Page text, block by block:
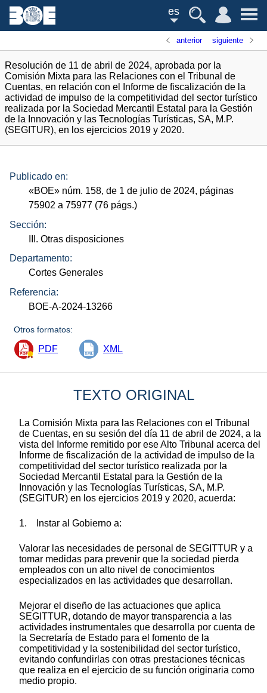
es
anterior siguiente
Resolución de 11 de abril de 2024, aprobada por la
Comisión Mixta para las Relaciones con el Tribunal de
Cuentas, en relación con el Informe de fiscalización de la
actividad de impulso de la competitividad del sector turístico
realizada por la Sociedad Mercantil Estatal para la Gestión
de la Innovación y las Tecnologías Turísticas, SA, M.P.
(SEGITUR), en los ejercicios 2019 y 2020.
Publicado en:
«BOE» núm. 158, de 1 de julio de 2024, páginas
75902 a 75977 (76 págs.)
Sección:
III. Otras disposiciones
Departamento:
Cortes Generales
Referencia:
BOE-A-2024-13266
Otros formatos:
PDF XML
TEXTO ORIGINAL
La Comisión Mixta para las Relaciones con el Tribunal
de Cuentas, en su sesión del día 11 de abril de 2024, a la
vista del Informe remitido por ese Alto Tribunal acerca del
Informe de fiscalización de la actividad de impulso de la
competitividad del sector turístico realizada por la
Sociedad Mercantil Estatal para la Gestión de la
Innovación y las Tecnologías Turísticas, SA, M.P.
(SEGITUR) en los ejercicios 2019 y 2020, acuerda:
1. Instar al Gobierno a:
Valorar las necesidades de personal de SEGITTUR y a
tomar medidas para prevenir que la sociedad pierda
empleados con un alto nivel de conocimientos
especializados en las actividades que desarrollan.
Mejorar el diseño de las actuaciones que aplica
SEGITTUR, dotando de mayor transparencia a las
actividades instrumentales que desarrolla por cuenta de
la Secretaría de Estado para el fomento de la
competitividad y la sostenibilidad del sector turístico,
evitando confundirlas con otras prestaciones técnicas
que realiza en el ejercicio de su función originaria como
medio propio.